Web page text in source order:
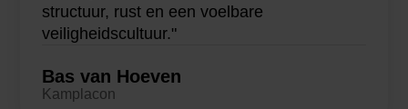
structuur, rust en een voelbare
veiligheidscultuur."
Bas van Hoeven
Kamplacon